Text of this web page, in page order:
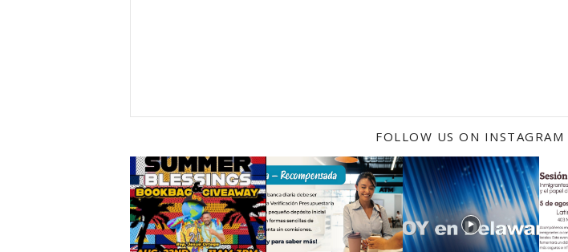
FOLLOW US ON INSTAGRAM